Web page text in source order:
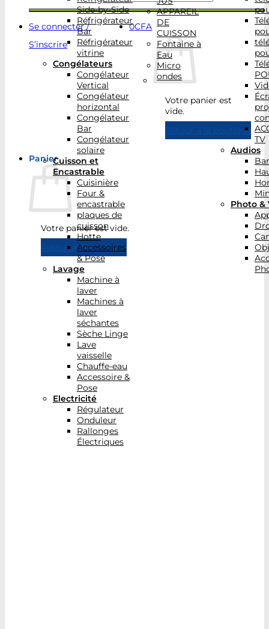
Se connecter /
S’inscrire
0CFA
Votre panier est
vide.
Retour à la boutique
Panier
Votre panier est vide.
Retour à la boutique
Side-by-Side
Réfrigérateur
Bar
Réfrigérateur
vitrine
Congélateurs
Congélateur
Vertical
Congélateur
horizontal
Congélateur
Bar
Congélateur
solaire
Cuisson et
Encastrable
Cuisinière
Four &
encastrable
plaques de
cuisson
Hotte
Accessoires
& Pose
Lavage
Machine à
laver
Machines à
laver
séchantes
Sèche Linge
Lave
vaisselle
Chauffe-eau
Accessoire &
Pose
Electricité
Régulateur
Onduleur
Rallonges
Électriques
APPAREIL
DE
CUISSON
Fontaine à
Eau
Micro
ondes
TV
Audios
Photo &